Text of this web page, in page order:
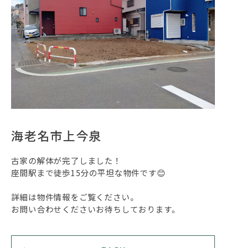
海老名市上今泉
古家の解体が完了しました！
座間駅まで徒歩15分の平坦な物件です😊
詳細は物件情報をご覧ください。
お問い合わせくださいお待ちしております。